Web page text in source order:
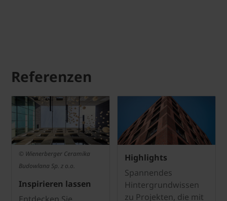
Referenzen
© Wienerberger Ceramika
Budowlana Sp. z o.o.
Inspirieren lassen
Highlights
Spannendes
Hintergrundwissen
zu Projekten, die mit